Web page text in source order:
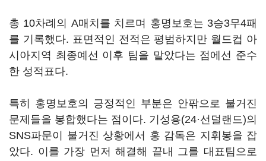
총 10차례의 A매치를 치르며 홍명보호는 3승3무4패
를 기록했다. 표면적인 전적은 평범하지만 월드컵 아
시아지역 최종예선 이후 팀을 맡았다는 점에선 준수
한 성적표다.
특히 홍명보호의 긍정적인 부분은 안팎으로 불거진
문제들을 봉합했다는 점이다. 기성용(24·선덜랜드)의
SNS파문이 불거진 상황에서 홍 감독은 지휘봉을 잡
았다. 이를 가장 먼저 해결해 끝내 그를 대표팀으로